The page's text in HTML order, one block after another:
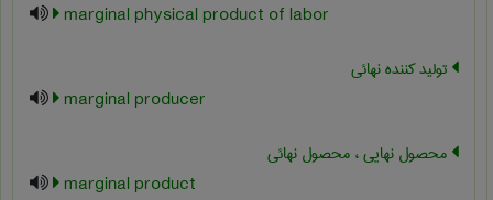
marginal physical product of labor
تولید کننده نهائی
marginal producer
محصول نهایی ، محصول نهائی
marginal product